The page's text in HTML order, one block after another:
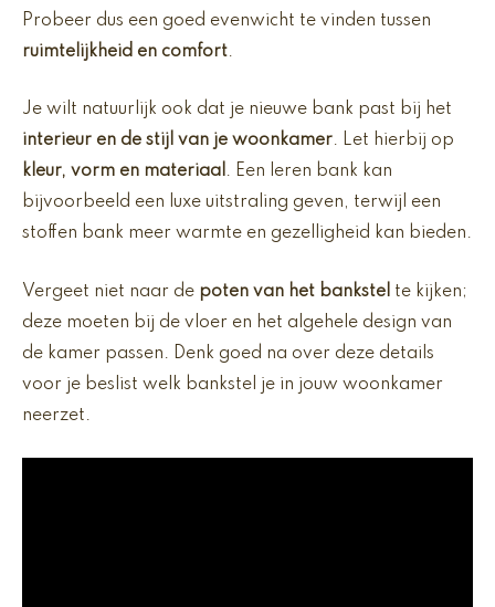
Probeer dus een goed evenwicht te vinden tussen
ruimtelijkheid en comfort.
Je wilt natuurlijk ook dat je nieuwe bank past bij het
interieur en de stijl van je woonkamer. Let hierbij op
kleur, vorm en materiaal . Een leren bank kan
bijvoorbeeld een luxe uitstraling geven, terwijl een
stoffen bank meer warmte en gezelligheid kan bieden.
Vergeet niet naar de poten van het bankstel te kijken;
deze moeten bij de vloer en het algehele design van
de kamer passen. Denk goed na over deze details
voor je beslist welk bankstel je in jouw woonkamer
neerzet.